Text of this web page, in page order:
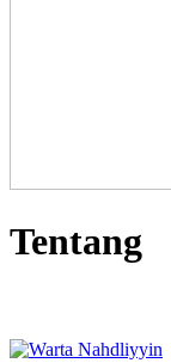
Tentang